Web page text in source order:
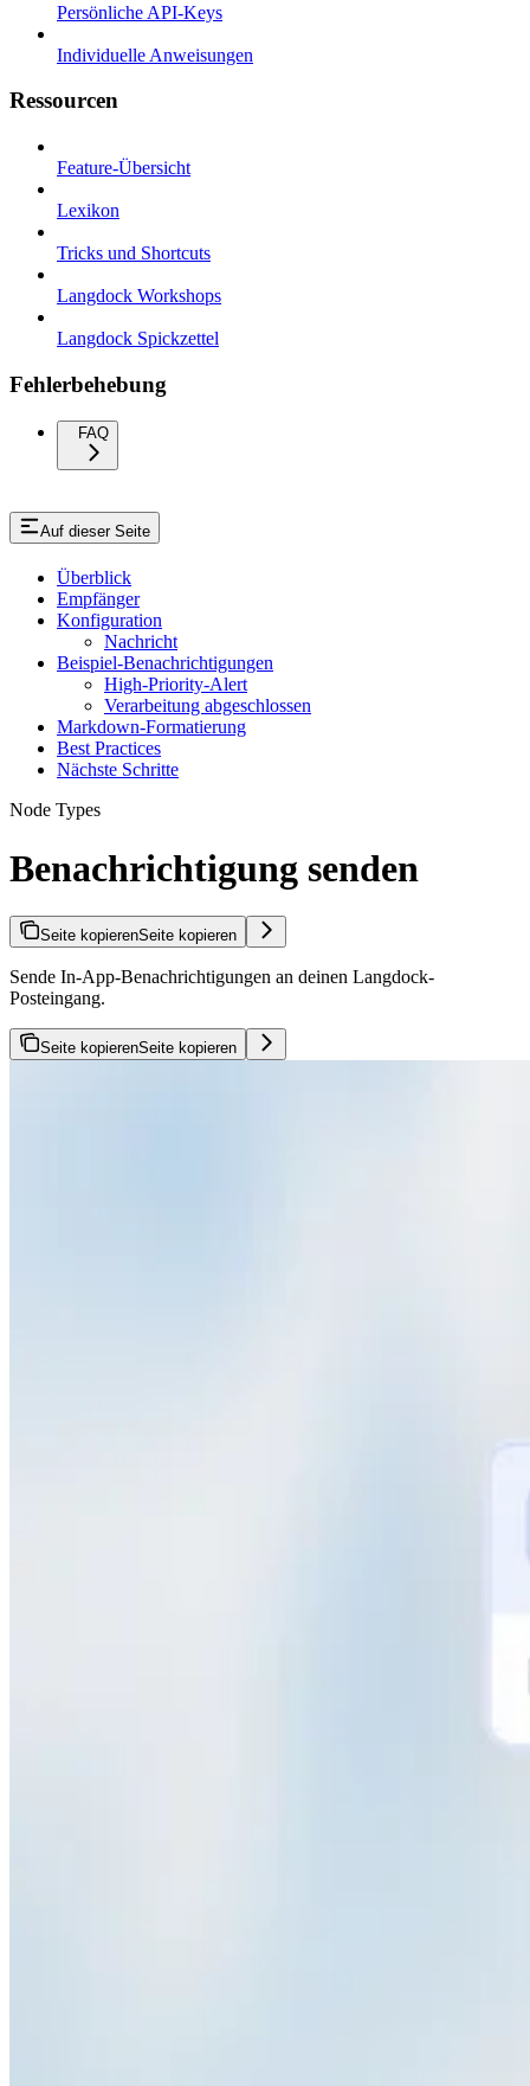
Persönliche API-Keys
Individuelle Anweisungen
Ressourcen
Feature-Übersicht
Lexikon
Tricks und Shortcuts
Langdock Workshops
Langdock Spickzettel
Fehlerbehebung
FAQ
Auf dieser Seite
Überblick
Empfänger
Konfiguration
Nachricht
Beispiel-Benachrichtigungen
High-Priority-Alert
Verarbeitung abgeschlossen
Markdown-Formatierung
Best Practices
Nächste Schritte
Node Types
Benachrichtigung senden
Seite kopierenSeite kopieren
Sende In-App-Benachrichtigungen an deinen Langdock-
Posteingang.
Seite kopierenSeite kopieren